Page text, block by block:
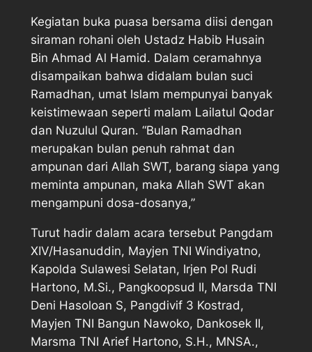
Kegiatan buka puasa bersama diisi dengan
siraman rohani oleh Ustadz Habib Husain
Bin Ahmad Al Hamid. Dalam ceramahnya
disampaikan bahwa didalam bulan suci
Ramadhan, umat Islam mempunyai banyak
keistimewaan seperti malam Lailatul Qodar
dan Nuzulul Quran. “Bulan Ramadhan
merupakan bulan penuh rahmat dan
ampunan dari Allah SWT, barang siapa yang
meminta ampunan, maka Allah SWT akan
mengampuni dosa-dosanya,”
Turut hadir dalam acara tersebut Pangdam
XIV/Hasanuddin, Mayjen TNI Windiyatno,
Kapolda Sulawesi Selatan, Irjen Pol Rudi
Hartono, M.Si., Pangkoopsud II, Marsda TNI
Deni Hasoloan S, Pangdivif 3 Kostrad,
Mayjen TNI Bangun Nawoko, Dankosek II,
Marsma TNI Arief Hartono, S.H., MNSA.,